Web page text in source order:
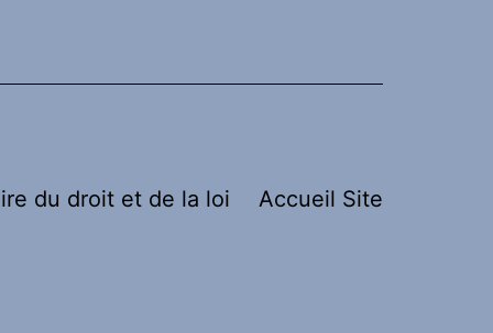
du droit et de la loi Accueil Site